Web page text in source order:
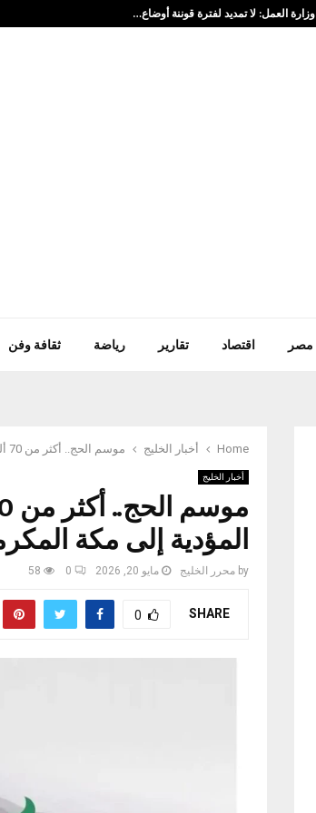
وزارة العمل: لا تمديد لفترة قوننة أوضاع…
مصر اقتصاد تقارير رياضة ثقافة وفن
Home أخبار الخليج موسم الحج.. أكثر من 70 ألف مركبة تعبر الطرق المؤدية إلى مكة المكرمة
أخبار الخليج
المؤدية إلى مكة
by محرر الخليج مايو 20, 2026 0
58
SHARE
0